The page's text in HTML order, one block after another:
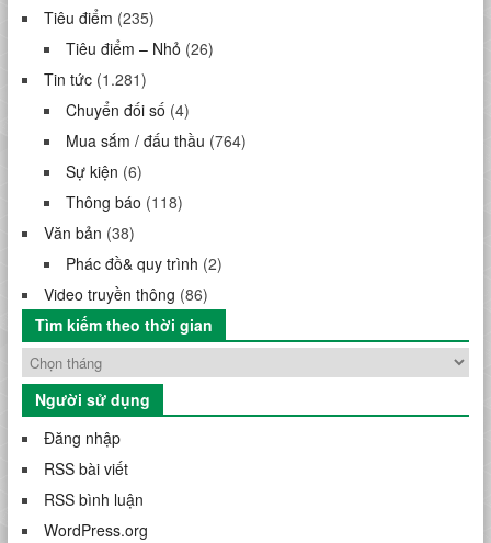
Tiêu điểm (235)
Tiêu điểm – Nhỏ (26)
Tin tức(1.281)
Chuyển đối số (4)
Mua sắm / đấu thầu (764)
Sự kiện (6)
Thông báo (118)
Văn bản (38)
Phác đồ& quy trình (2)
Video truyền thông (86)
Tìm kiếm theo thời gian
Người sử dụng
Đăng nhập
RSS bài viết
RSS bình luận
WordPress.org